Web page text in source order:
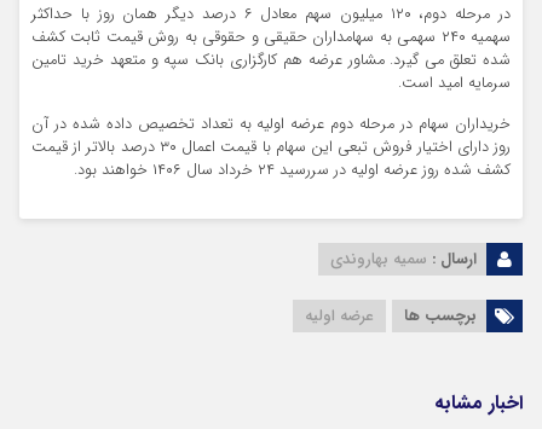
در مرحله دوم، ۱۲۰ میلیون سهم معادل ۶ درصد دیگر همان روز با حداکثر
سهمیه ۲۴۰ سهمی به سهامداران حقیقی و حقوقی به روش قیمت ثابت کشف
شده تعلق می گیرد. مشاور عرضه هم کارگزاری بانک سپه و متعهد خرید تامین
سرمایه امید است.
ﺧﺮﯾﺪاران ﺳﻬﺎم در ﻣﺮﺣﻠﻪ دوم ﻋﺮﺿﻪ اوﻟﯿﻪ ﺑﻪ ﺗﻌﺪاد ﺗﺨﺼﯿﺺ داده ﺷﺪه در آن
روز دارای اﺧﺘﯿﺎر ﻓﺮوش تبعی اﯾﻦ ﺳﻬﺎم با قیمت اعمال ۳۰ درصد بالاتر از قیمت
کشف شده روز عرضه اولیه در سررسید ۲۴ خرداد سال ۱۴۰۶ ﺧﻮاﻫﻨﺪ ﺑﻮد.
ارسال : سمیه بهاروندی
برچسب ها عرضه اولیه
اخبار مشابه